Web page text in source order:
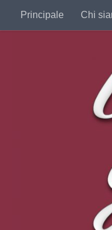
Salta al contenuto
Principale Chi